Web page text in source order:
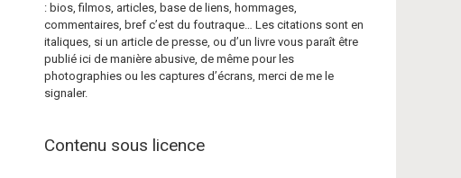
: bios, filmos, articles, base de liens, hommages,
commentaires, bref c’est du foutraque… Les citations sont en
italiques, si un article de presse, ou d’un livre vous paraît être
publié ici de manière abusive, de même pour les
photographies ou les captures d’écrans, merci de me le
signaler.
Contenu sous licence